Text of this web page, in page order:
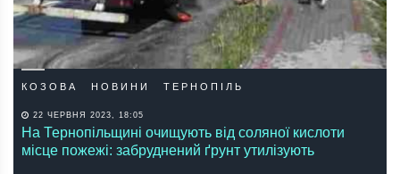
КОЗОВА НОВИНИ ТЕРНОПІЛЬ
22 ЧЕРВНЯ 2023, 18:05
На Тернопільщині очищують від соляної кислоти
місце пожежі: забруднений ґрунт утилізують